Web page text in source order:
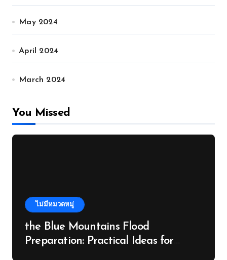
May 2024
April 2024
March 2024
You Missed
ไม่มีหมวดหมู่
the Blue Mountains Flood
Preparation: Practical Ideas for